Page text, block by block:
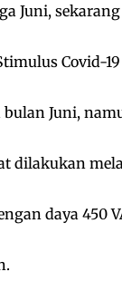
Juni,
Covid-
Juni,
dilakukan
daya 450